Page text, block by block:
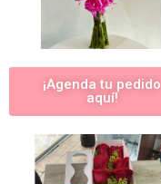
¡Agenda tu pedido
aquí!